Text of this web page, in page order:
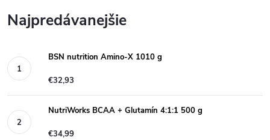
Najpredávanejšie
BSN nutrition Amino-X 1010 g
€32,93
NutriWorks BCAA + Glutamín 4:1:1 500 g
€34,99